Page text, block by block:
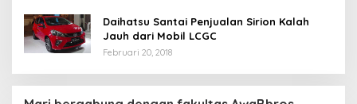
Daihatsu Santai Penjualan Sirion Kalah
Jauh dari Mobil LCGC
Februari 20, 2018